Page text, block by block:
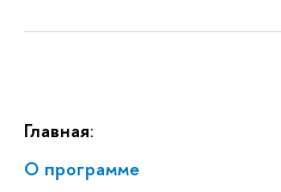
Главная:
О программе